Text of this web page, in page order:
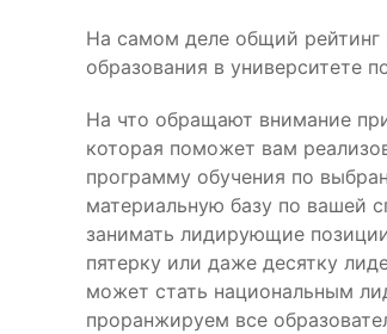
На самом деле общий рейтинг
образования в университете
На что обращают внимание
которая поможет вам
программу обучения по
материальную базу по вашей
занимать лидирующие
пятерку или даже десятку
может стать национальным
проранжируем все